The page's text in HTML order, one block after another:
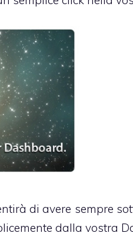
di avere sempre
dalla vostra